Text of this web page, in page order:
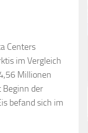
Centers
im Vergleich
Millionen
Beginn der
befand sich im